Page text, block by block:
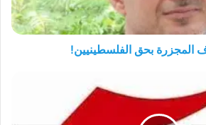
المجزرة بحق الفلسطينيين!